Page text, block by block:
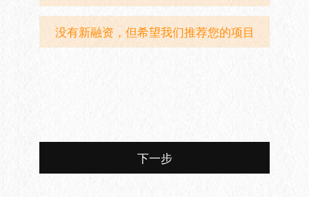
没有新融资，但希望我们推荐您的项目
下一步